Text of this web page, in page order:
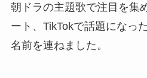
朝ドラの主題歌で注目を集
ート、TikTokで話題になっ
名前を連ねました。